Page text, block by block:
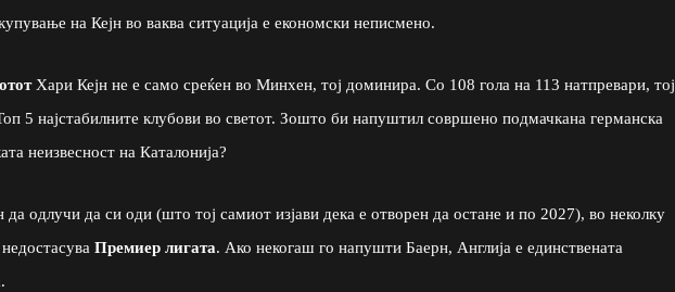
на Кејн во ваква ситуација е економски неписмено.
Хари Кејн не е само среќен во Минхен, тој доминира. Со 108 гола на 113 натпревари, тој
5 најстабилните клубови во светот. Зошто би напуштил совршено подмачкана германска
неизвесност на Каталонија?
да одлучи да си оди (што тој самиот изјави дека е отворен да остане и по 2027), во неколку
Премиер лигата. Ако некогаш го напушти Баерн, Англија е единствената